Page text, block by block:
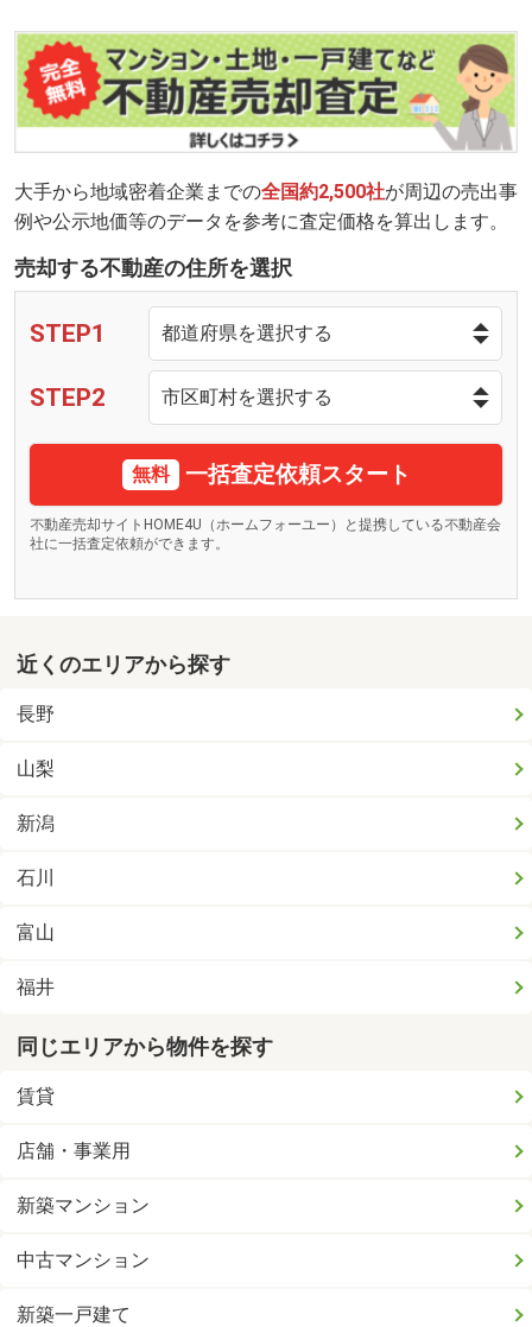
大手から地域密着企業までの全国約2,500社が周辺の売出事
例や公示地価等のデータを参考に査定価格を算出します。
売却する不動産の住所を選択
STEP1
STEP2
無料 一括査定依頼スタート
不動産売却サイトHOME4U（ホームフォーユー）と提携している不動産会
社に一括査定依頼ができます。
近くのエリアから探す
長野
山梨
新潟
石川
富山
福井
同じエリアから物件を探す
賃貸
店舗・事業用
新築マンション
中古マンション
新築一戸建て